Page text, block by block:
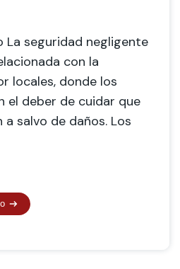
La seguridad negligente
con la
locales, donde los
el deber de cuidar que
salvo de daños. Los